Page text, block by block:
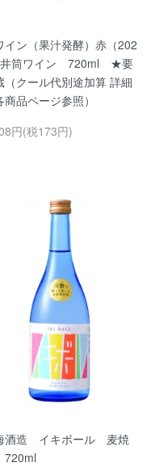
イン（果汁発酵）赤（202
筒ワイン 720ml ★要
（クール代別途加算 詳細
商品ページ参照）
円(税173円)
酒造 イキボール 麦焼